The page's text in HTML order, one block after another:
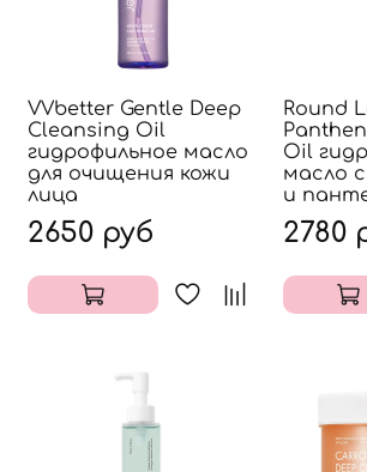
VVbetter Gentle Deep
Cleansing Oil
гидрофильное масло
для очищения кожи
лица
2650 руб
Round
Oil
масло
и
2780